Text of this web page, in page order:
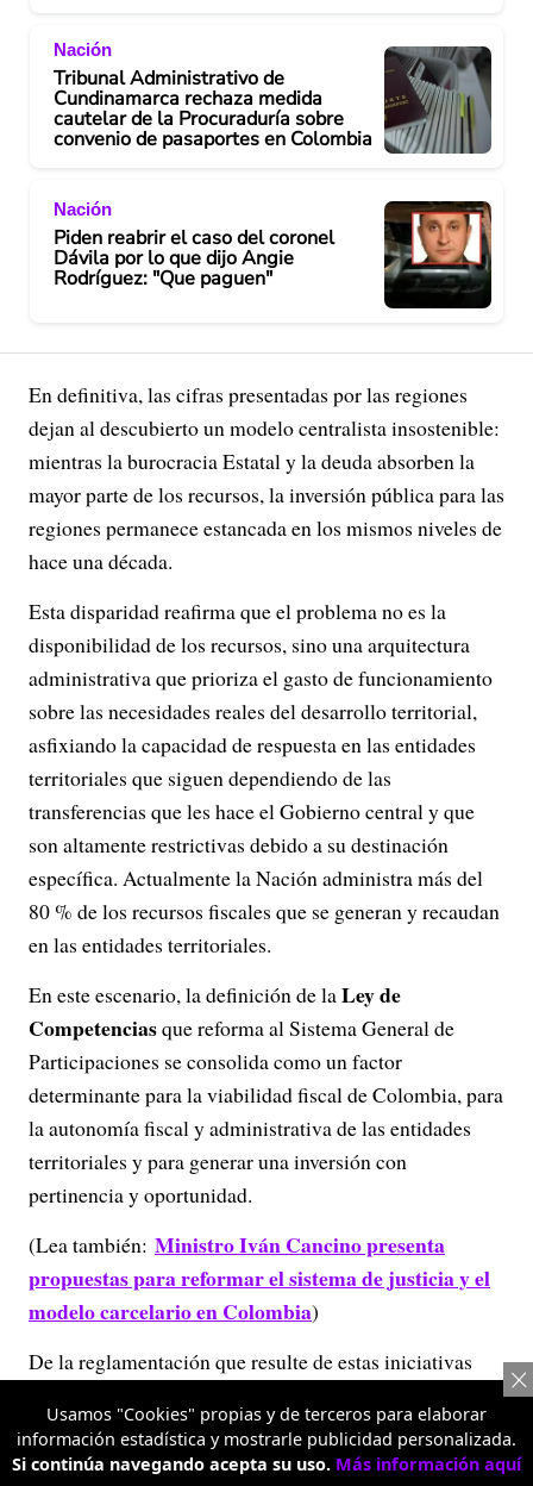
Nación
Tribunal Administrativo de
Cundinamarca rechaza medida
cautelar de la Procuraduría sobre
convenio de pasaportes en Colombia
Nación
Piden reabrir el caso del coronel
Dávila por lo que dijo Angie
Rodríguez: "Que paguen"
En definitiva, las cifras presentadas por las regiones
dejan al descubierto un modelo centralista insostenible:
mientras la burocracia Estatal y la deuda absorben la
mayor parte de los recursos, la inversión pública para las
regiones permanece estancada en los mismos niveles de
hace una década.
Esta disparidad reafirma que el problema no es la
disponibilidad de los recursos, sino una arquitectura
administrativa que prioriza el gasto de funcionamiento
sobre las necesidades reales del desarrollo territorial,
asfixiando la capacidad de respuesta en las entidades
territoriales que siguen dependiendo de las
transferencias que les hace el Gobierno central y que
son altamente restrictivas debido a su destinación
específica. Actualmente la Nación administra más del
80 % de los recursos fiscales que se generan y recaudan
en las entidades territoriales.
En este escenario, la definición de laLey de
Competenciasque reforma al Sistema General de
Participaciones se consolida como un factor
determinante para la viabilidad fiscal de Colombia, para
la autonomía fiscal y administrativa de las entidades
territoriales y para generar una inversión con
pertinencia y oportunidad.
(Lea también: Ministro Iván Cancino presenta
propuestas para reformar el sistema de justicia y el
modelo carcelario en Colombia)
De la reglamentación que resulte de estas iniciativas
distribución del gasto público entre el nivel central y las
entidades territoriales, cumplir con la Constitución
Usamos "Cookies" propias y de terceros para elaborar
información estadística y mostrarle publicidad personalizada.
Si continúa navegando acepta su uso. Más información aquí